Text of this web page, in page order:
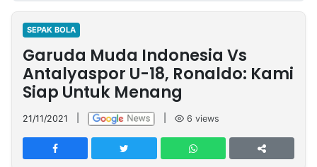
Nasional
International
Olahraga
Entertainment
Daerah
Pariwisata
Kuliner
Kolom
Network
PT
TREETAN
SEPAK BOLA
Garuda Muda Indonesia Vs
Antalyaspor U-18, Ronaldo: Kami
Siap Untuk Menang
21/11/2021 6 views